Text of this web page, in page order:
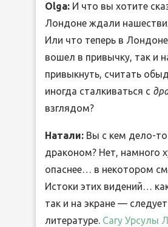
Olga: И что вы хотите
Лондоне ждали
Или что теперь в
вошел в привычку, так и
привыкнуть, считать
иногда сталкиваться с
взглядом?
Натали: Вы с кем дело-
драконом? Нет, намного
опаснее… в некотором
Истоки этих видений…
так и на экране —
литературе. Сагу Урсулы